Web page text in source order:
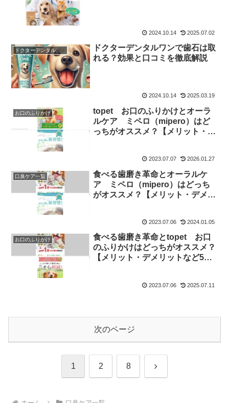
2024.10.14 2025.07.02
ドクターデンタルワン
ドクターデンタルワンで歯石は取
れる？効果と口コミを徹底解説
2024.10.14 2025.03.19
お口のふりかけ
topet お口のふりかけとオーラ
ルケア ミペロ（mipero）はど
っちがオススメ？【メリット・デ
2023.07.07 2026.01.27
口臭ケア一覧
食べる歯磨き革命とオーラルケ
ア ミペロ（mipero）はどっち
がオススメ？【メリット・デメリ
2023.07.06 2024.01.05
お口のふりかけ
食べる歯磨き革命とtopet お口
のふりかけはどっちがオススメ？
【メリット・デメリットなど5つ
2023.07.06 2025.07.11
次のページ
1 2 8 次